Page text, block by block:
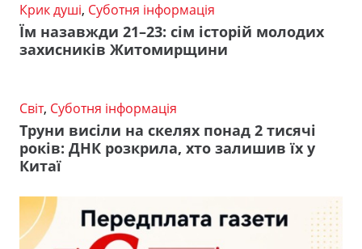
Крик душі, Суботня інформація
Їм назавжди 21–23: сім історій молодих
захисників Житомирщини
Світ, Суботня інформація
Труни висіли на скелях понад 2 тисячі
років: ДНК розкрила, хто залишив їх у
Китаї